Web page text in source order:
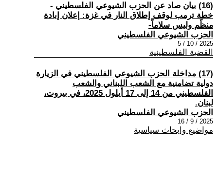
(16) بيان صاد عن الحزب الشيوعي الفلسطيني -
خطة ترمب لوقف إطلاق النار في غزة: إعلان إبادة
منظّم وليس سلاماً-
الحزب الشيوعي الفلسطيني
2025 / 10 / 5
القضية الفلسطينية
(17) مداخلة الحزب الشيوعي الفلسطيني في الزيارة
دولية تضامنية مع الشعب اللبناني والشعب
الفلسطيني من 14 إلى 17 أيلول 2025، في بيروت،
لبنان.
الحزب الشيوعي الفلسطيني
2025 / 9 / 16
مواضيع وابحاث سياسية